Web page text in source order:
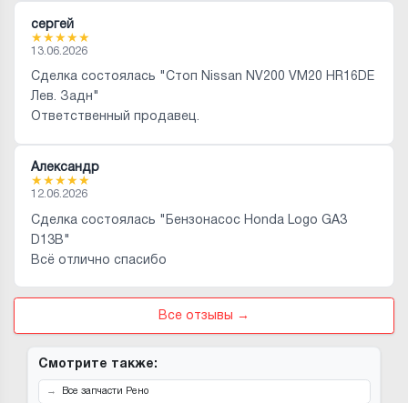
сергей
★★★★★
13.06.2026
Сделка состоялась "Стоп Nissan NV200 VM20 HR16DE
Лев. Задн"
Ответственный продавец.
Александр
★★★★★
12.06.2026
Сделка состоялась "Бензонасос Honda Logo GA3
D13B"
Всё отлично спасибо
Все отзывы →
Смотрите также:
Все запчасти Рено